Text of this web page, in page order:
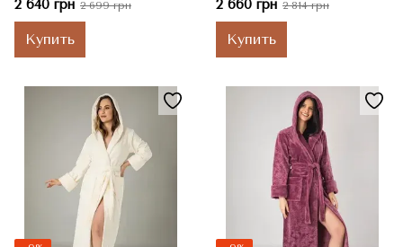
короткий M, Бежевый
2 640 грн 2 699 грн
Купить
2 660 грн 2 814 грн
Купить